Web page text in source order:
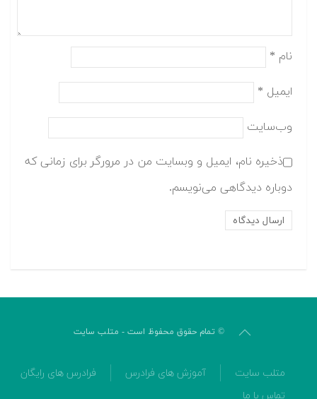
نام *
ایمیل *
وب‌سایت
ذخیره نام، ایمیل و وبسایت من در مرورگر برای زمانی که
دوباره دیدگاهی می‌نویسم.
© تمام حقوق محفوظ است - متلب سایت
متلب سایت آموزش های فرادرس
فرادرس های رایگان
تماس با ما